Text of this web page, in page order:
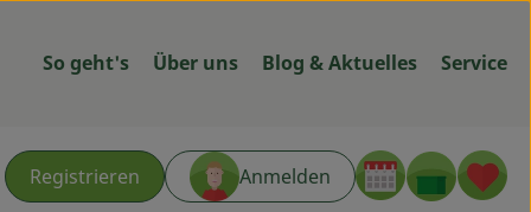
So geht's Über uns Blog & Aktuelles Service
Registrieren Anmelden